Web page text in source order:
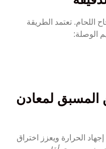
اللحام. تعتمد الطريقة
الوصلة:
المسبق لمعادن
الحرارة ويعزز اختراق